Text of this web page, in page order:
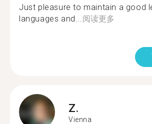
Just pleasure to maintain a good
languages and... 阅读更多
Z.
Vienna